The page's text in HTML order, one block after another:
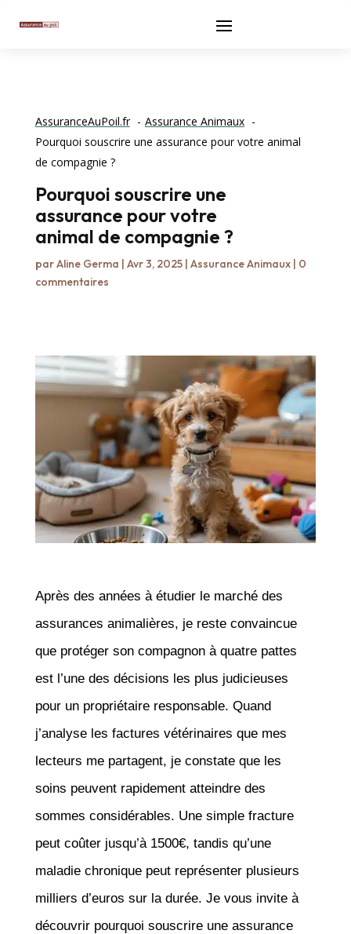
AssuranceAuPoil.fr
Assurance Animaux
Pourquoi souscrire une assurance pour votre animal
de compagnie ?
Pourquoi souscrire une
assurance pour votre
animal de compagnie ?
parAline Germa | Avr 3, 2025| Assurance Animaux| 0
commentaires
Après des années à étudier le marché des
assurances animalières, je reste convaincue
que protéger son compagnon à quatre pattes
est l’une des décisions les plus judicieuses
pour un propriétaire responsable. Quand
j’analyse les factures vétérinaires que mes
lecteurs me partagent, je constate que les
soins peuvent rapidement atteindre des
sommes considérables. Une simple fracture
peut coûter jusqu’à 1500€, tandis qu’une
maladie chronique peut représenter plusieurs
milliers d’euros sur la durée. Je vous invite à
découvrir pourquoi souscrire une assurance